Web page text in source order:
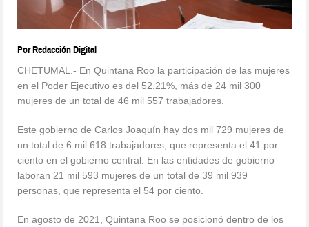
Por Redacción Digital
CHETUMAL.- En Quintana Roo la participación de las mujeres
en el Poder Ejecutivo es del 52.21%, más de 24 mil 300
mujeres de un total de 46 mil 557 trabajadores.
Este gobierno de Carlos Joaquín hay dos mil 729 mujeres de
un total de 6 mil 618 trabajadores, que representa el 41 por
ciento en el gobierno central. En las entidades de gobierno
laboran 21 mil 593 mujeres de un total de 39 mil 939
personas, que representa el 54 por ciento.
En agosto de 2021, Quintana Roo se posicionó dentro de los